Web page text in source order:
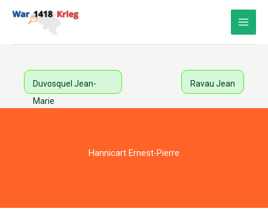
Duvosquel Jean-
Marie
Ravau Jean
Hannicart Ernest-Pierre